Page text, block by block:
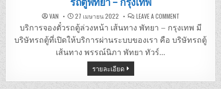
รถตู้พัทยา – กรุงเทพ
VAN 27 เมษายน 2022 LEAVE A COMMENTON
ตู้
พัทยา
–
กรุงเทพ
บริการจองตั๋วรถตู้ล่วงหน้า เส้นทาง พัทยา – กรุงเทพ มี
บริษัทรถตู้ที่เปิดให้บริการผ่านระบบของเรา คือ บริษัทรถตู้
เส้นทาง พรรณ์นิภา พัทยา ทัวร์…
รายละเอียด